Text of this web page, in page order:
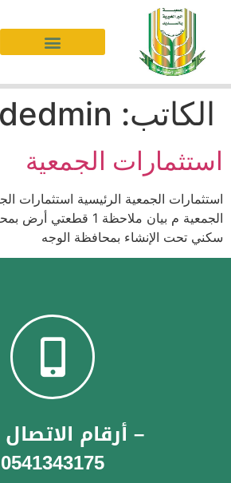
الكاتب:
استثمارات الجمعية
استثمارات الجمعية الرئيسية استثمارات
سكني تحت الإنشاء بمحافظة الوجه
– أرقام الاتصال
0541343175